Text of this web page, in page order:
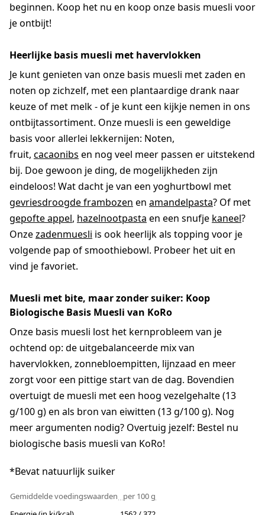
beginnen. Koop het nu en koop onze basis muesli voor
je ontbijt!
Heerlijke basis muesli met havervlokken
Je kunt genieten van onze basis muesli met zaden en
noten op zichzelf, met een plantaardige drank naar
keuze of met melk - of je kunt een kijkje nemen in ons
ontbijtassortiment. Onze muesli is een geweldige
basis voor allerlei lekkernijen: Noten,
fruit, cacaonibs en nog veel meer passen er uitstekend
bij. Doe gewoon je ding, de mogelijkheden zijn
eindeloos! Wat dacht je van een yoghurtbowl met
gevriesdroogde frambozen en amandelpasta? Of met
gepofte appel, hazelnootpasta en een snufje kaneel?
Onzezadenmuesli is ook heerlijk als topping voor je
volgende pap of smoothiebowl. Probeer het uit en
vind je favoriet.
Muesli met bite, maar zonder suiker: Koop
Biologische Basis Muesli van KoRo
Onze basis muesli lost het kernprobleem van je
ochtend op: de uitgebalanceerde mix van
havervlokken, zonnebloempitten, lijnzaad en meer
zorgt voor een pittige start van de dag. Bovendien
overtuigt de muesli met een hoog vezelgehalte (13
g/100 g) en als bron van eiwitten (13 g/100 g). Nog
meer argumenten nodig? Overtuig jezelf: Bestel nu
biologische basis muesli van KoRo!
*Bevat natuurlijk suiker
Gemiddelde voedingswaarden
per 100 g